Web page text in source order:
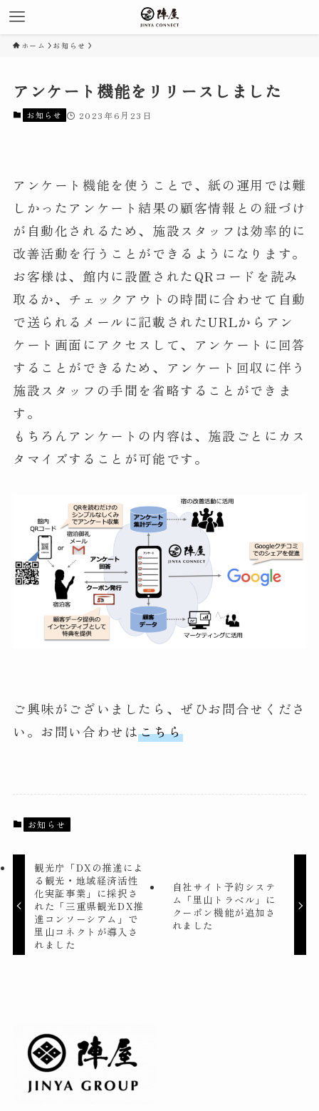
ホーム お知らせ
アンケート機能をリリースしました
お知らせ 2023年6月23日
アンケート機能を使うことで、紙の運用では難
しかったアンケート結果の顧客情報との紐づけ
が自動化されるため、施設スタッフは効率的に
改善活動を行うことができるようになります。
お客様は、館内に設置されたQRコードを読み
取るか、チェックアウトの時間に合わせて自動
で送られるメールに記載されたURLからアン
ケート画面にアクセスして、アンケートに回答
することができるため、アンケート回収に伴う
施設スタッフの手間を省略することができま
す。
もちろんアンケートの内容は、施設ごとにカス
タマイズすることが可能です。
ご興味がございましたら、ぜひお問合せくださ
い。お問い合わせはこちら
お知らせ
観光庁「DXの推進によ
る観光・地域経済活性
化実証事業」に採択さ
れた「三重県観光DX推
進コンソーシアム」で
里山コネクトが導入さ
れました
自社サイト予約システ
ム「里山トラベル」に
クーポン機能が追加さ
れました